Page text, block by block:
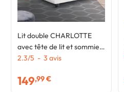
Lit double CHARLOTTE
avec tête de lit et sommier
160 x 200 cm PVC blanc
2.3/5 - 3 avis
149,99 €